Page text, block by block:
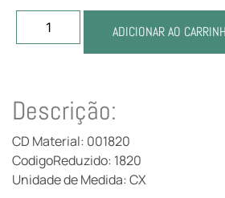
ADICIONAR AO
Descrição:
CD Material: 001820
CodigoReduzido: 1820
Unidade de Medida: CX